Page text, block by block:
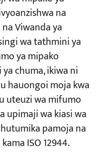
na
Viwanda ya
wa tathmini ya
ya mipako
chuma, ikiwa ni
hauongoi moja kwa
uteuzi wa mifumo
upimaji wa kiasi wa
pamoja na
ISO 12944.